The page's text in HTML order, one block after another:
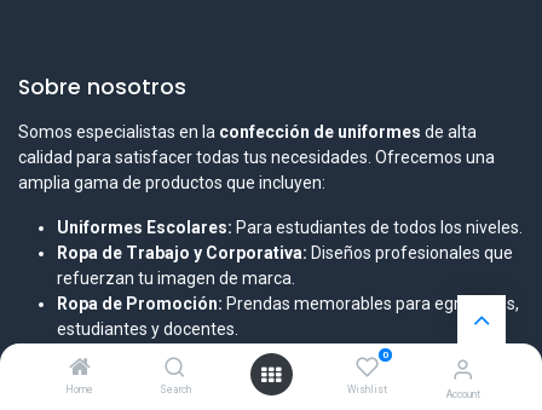
Home Search
0
Wishlist Account
Sobre nosotros
Somos especialistas en la confección de uniformes de alta
calidad para satisfacer todas tus necesidades. Ofrecemos una
amplia gama de productos que incluyen:
Uniformes Escolares: Para estudiantes de todos los niveles.
Ropa de Trabajo y Corporativa: Diseños profesionales que
refuerzan tu imagen de marca.
Ropa de Promoción: Prendas memorables para egresados,
estudiantes y docentes.
Garantizamos
durabilidad, comodidad y un estilo profesional
en cada prenda. ¡Viste tu institución o empresa con la mejor